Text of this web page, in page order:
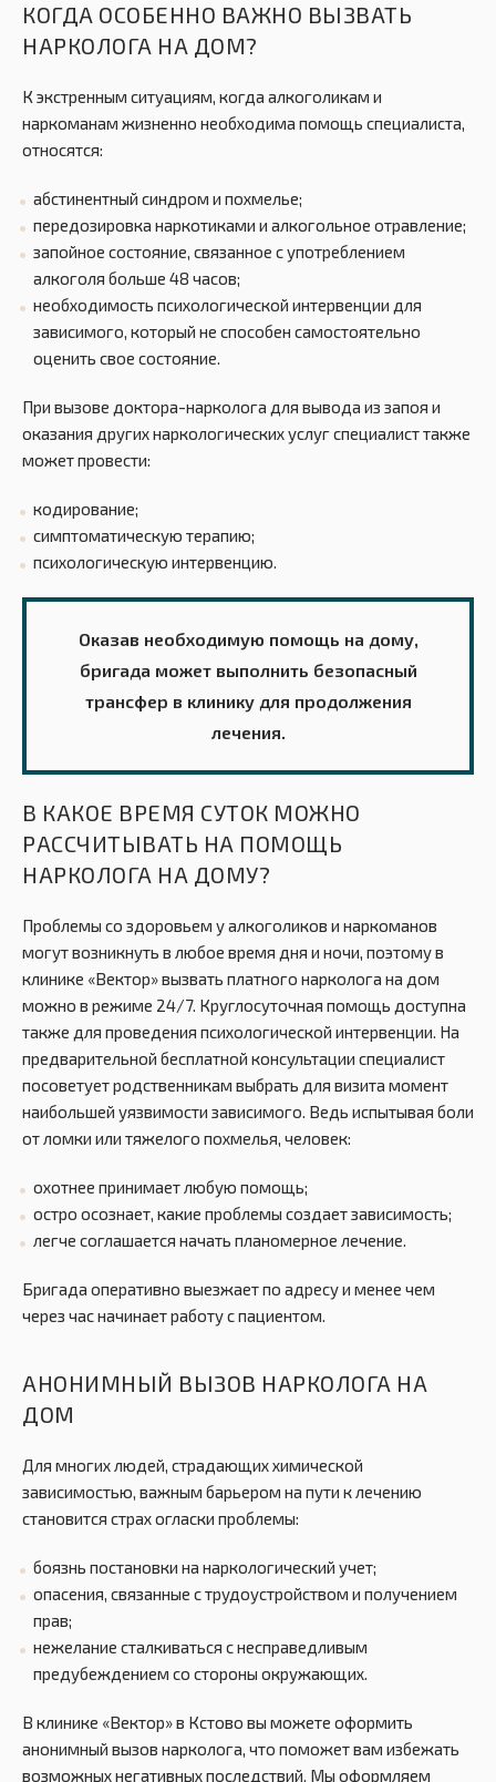
КОГДА ОСОБЕННО ВАЖНО ВЫЗВАТЬ
НАРКОЛОГА НА ДОМ?
К экстренным ситуациям, когда алкоголикам и
наркоманам жизненно необходима помощь специалиста,
относятся:
абстинентный синдром и похмелье;
передозировка наркотиками и алкогольное отравление;
запойное состояние, связанное с употреблением
алкоголя больше 48 часов;
необходимость психологической интервенции для
зависимого, который не способен самостоятельно
оценить свое состояние.
При вызове доктора-нарколога для вывода из запоя и
оказания других наркологических услуг специалист также
может провести:
кодирование;
симптоматическую терапию;
психологическую интервенцию.
Оказав необходимую помощь на дому,
бригада может выполнить безопасный
трансфер в клинику для продолжения
лечения.
В КАКОЕ ВРЕМЯ СУТОК МОЖНО
РАССЧИТЫВАТЬ НА ПОМОЩЬ
НАРКОЛОГА НА ДОМУ?
Проблемы со здоровьем у алкоголиков и наркоманов
могут возникнуть в любое время дня и ночи, поэтому в
клинике «Вектор» вызвать платного нарколога на дом
можно в режиме 24/7. Круглосуточная помощь доступна
также для проведения психологической интервенции. На
предварительной бесплатной консультации специалист
посоветует родственникам выбрать для визита момент
наибольшей уязвимости зависимого. Ведь испытывая боли
от ломки или тяжелого похмелья, человек:
охотнее принимает любую помощь;
остро осознает, какие проблемы создает зависимость;
легче соглашается начать планомерное лечение.
Бригада оперативно выезжает по адресу и менее чем
через час начинает работу с пациентом.
АНОНИМНЫЙ ВЫЗОВ НАРКОЛОГА НА
ДОМ
Для многих людей, страдающих химической
зависимостью, важным барьером на пути к лечению
становится страх огласки проблемы:
боязнь постановки на наркологический учет;
опасения, связанные с трудоустройством и получением
прав;
нежелание сталкиваться с несправедливым
предубеждением со стороны окружающих.
В клинике «Вектор» в Кстово вы можете оформить
анонимный вызов нарколога, что поможет вам избежать
возможных негативных последствий. Мы оформляем